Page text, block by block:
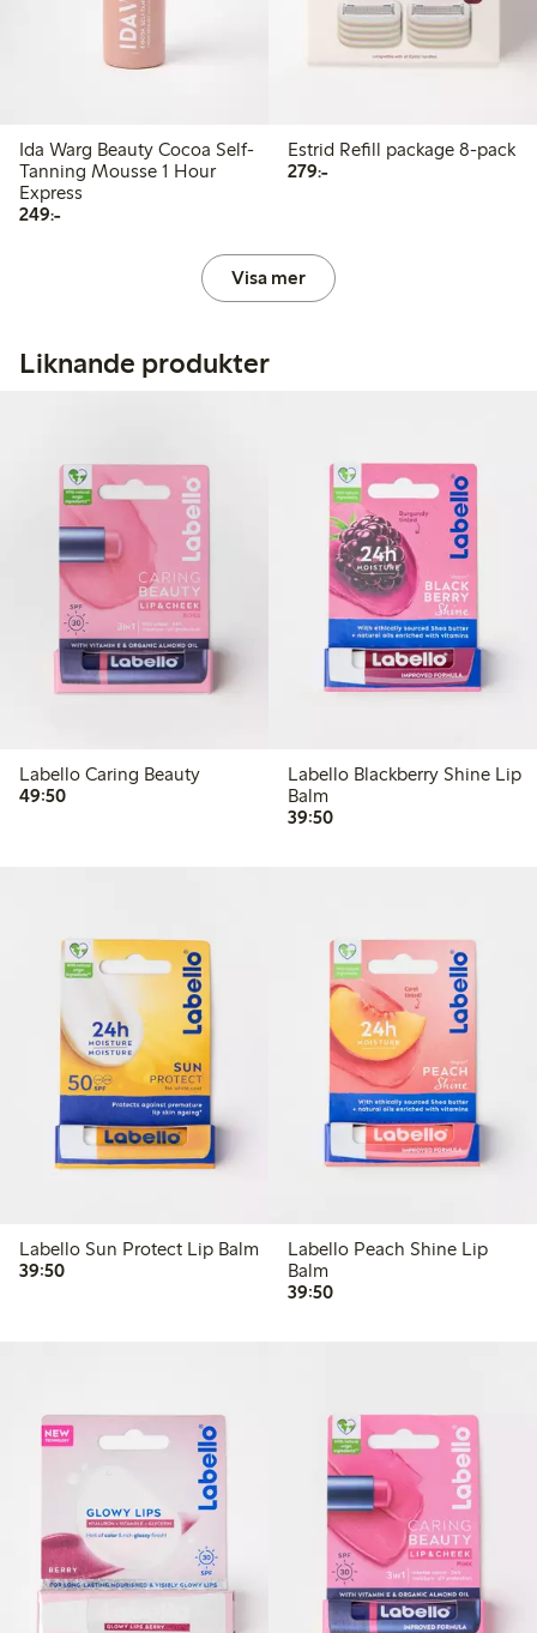
Ida Warg Beauty Cocoa Self-
Tanning Mousse 1 Hour
Express
249:-249,00 kr
Estrid Refill package 8-pack
279:-279,00 kr
Visa mer
Liknande produkter
Labello Caring Beauty
49:5049,50 kr
Labello Blackberry Shine Lip
Balm
39:5039,50 kr
Labello Sun Protect Lip Balm
39:5039,50 kr
Labello Peach Shine Lip
Balm
39:5039,50 kr